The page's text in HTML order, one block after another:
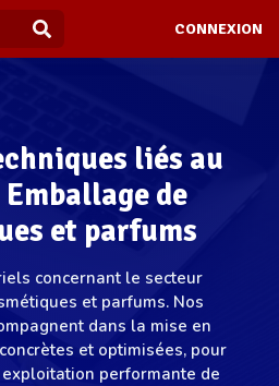
CONNEXION
liés au
de
et parfums
concernant le secteur
et parfums. Nos
dans la mise en
et optimisées, pour
performante de